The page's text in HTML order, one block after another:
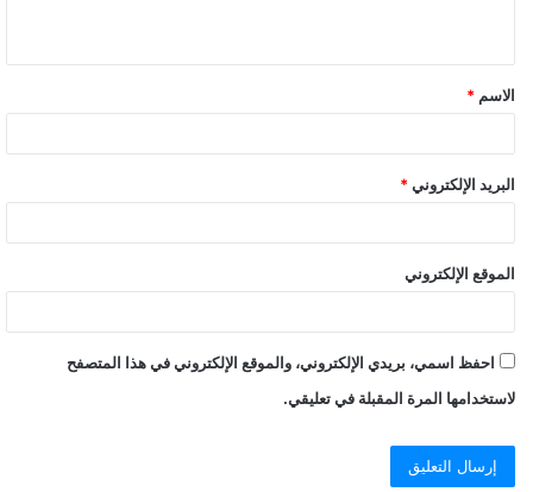
ق
*
الاسم *
البريد الإلكتروني *
الموقع الإلكتروني
احفظ اسمي، بريدي الإلكتروني، والموقع الإلكتروني في هذا المتصفح
لاستخدامها المرة المقبلة في تعليقي.